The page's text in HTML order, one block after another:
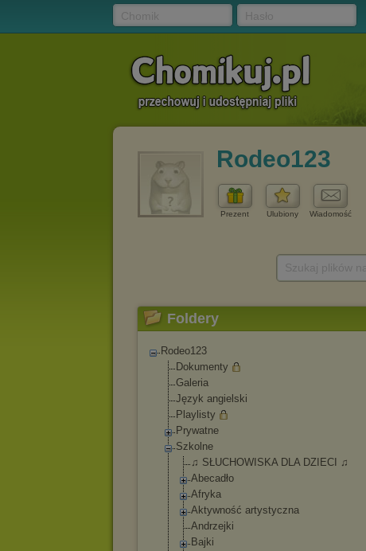
Rodeo123
Prezent Ulubiony Wiadomość
Foldery
Rodeo123
Dokumenty
Galeria
Język angielski
Playlisty
Prywatne
Szkolne
♫ SŁUCHOWISKA DLA DZIECI ♫
Abecadło
Afryka
Aktywność artystyczna
Andrzejki
Bajki